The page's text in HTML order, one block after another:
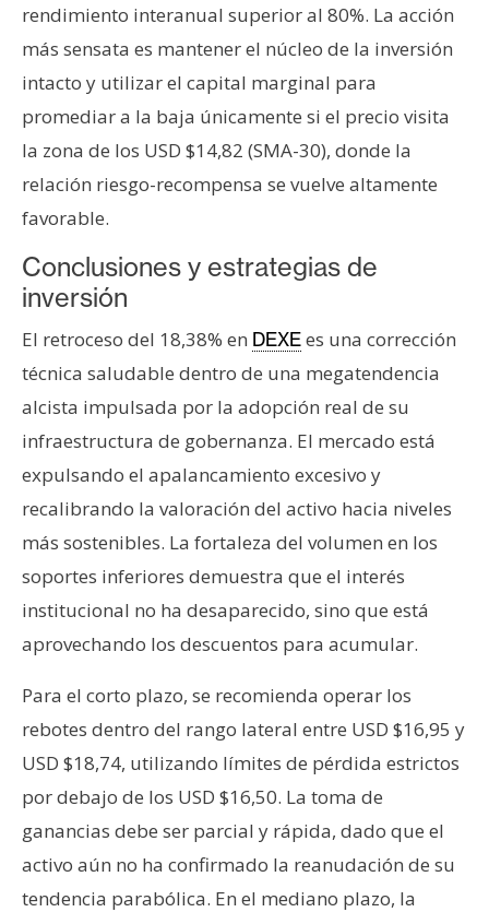
rendimiento interanual superior al 80%. La acción
más sensata es mantener el núcleo de la inversión
intacto y utilizar el capital marginal para
promediar a la baja únicamente si el precio visita
la zona de los USD $14,82 (SMA-30), donde la
relación riesgo-recompensa se vuelve altamente
favorable.
Conclusiones y estrategias de
inversión
El retroceso del 18,38% en DEXEes una corrección
técnica saludable dentro de una megatendencia
alcista impulsada por la adopción real de su
infraestructura de gobernanza. El mercado está
expulsando el apalancamiento excesivo y
recalibrando la valoración del activo hacia niveles
más sostenibles. La fortaleza del volumen en los
soportes inferiores demuestra que el interés
institucional no ha desaparecido, sino que está
aprovechando los descuentos para acumular.
Para el corto plazo, se recomienda operar los
rebotes dentro del rango lateral entre USD $16,95 y
USD $18,74, utilizando límites de pérdida estrictos
por debajo de los USD $16,50. La toma de
ganancias debe ser parcial y rápida, dado que el
activo aún no ha confirmado la reanudación de su
tendencia parabólica. En el mediano plazo, la